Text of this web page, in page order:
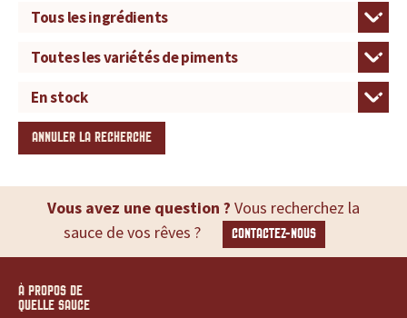
ANNULER LA RECHERCHE
Vous avez une question ? Vous recherchez la
sauce de vos rêves ?
CONTACTEZ-NOUS
À PROPOS DE
QUELLE SAUCE